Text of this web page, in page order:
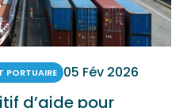
PORTUAIRE 05 Fév 2026
d’aide pour